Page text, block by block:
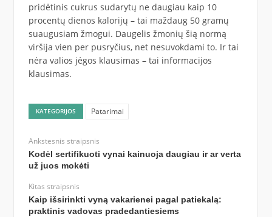
pridėtinis cukrus sudarytų ne daugiau kaip 10
procentų dienos kalorijų – tai maždaug 50 gramų
suaugusiam žmogui. Daugelis žmonių šią normą
viršija vien per pusryčius, net nesuvokdami to. Ir tai
nėra valios jėgos klausimas – tai informacijos
klausimas.
KATEGORIJOS Patarimai
Ankstesnis straipsnis
Kodėl sertifikuoti vynai kainuoja daugiau ir ar verta
už juos mokėti
Kitas straipsnis
Kaip išsirinkti vyną vakarienei pagal patiekalą:
praktinis vadovas pradedantiesiems